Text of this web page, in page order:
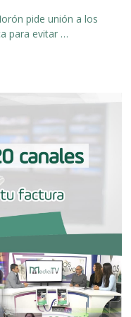
pide unión a los
para evitar …